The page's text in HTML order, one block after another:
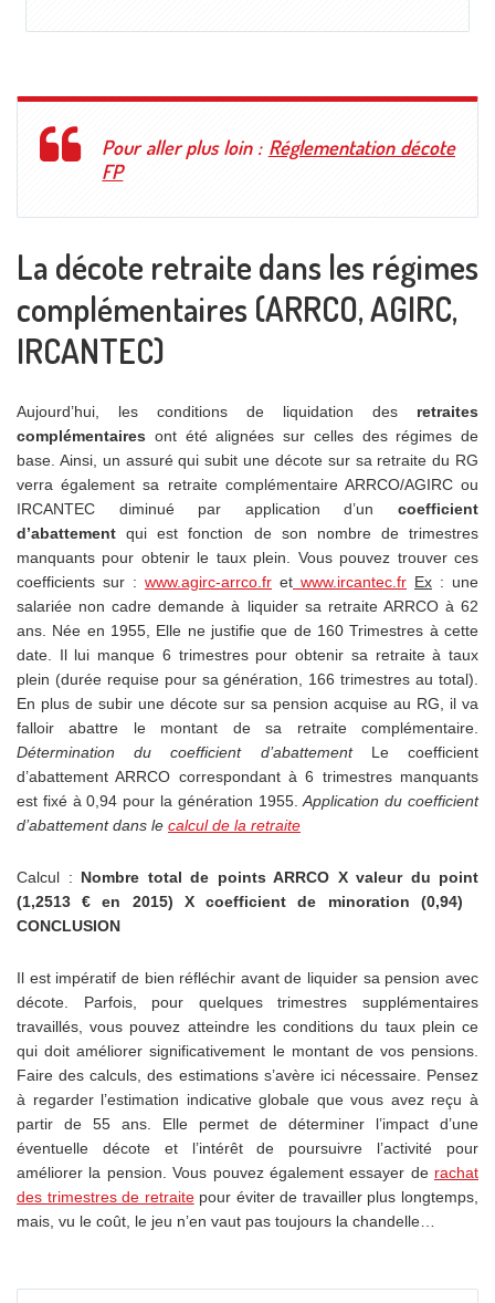
Pour aller plus loin : Réglementation décote
FP
La décote retraite dans les régimes
complémentaires (ARRCO, AGIRC,
IRCANTEC)
Aujourd’hui, les conditions de liquidation des retraites
complémentaires ont été alignées sur celles des régimes de
base. Ainsi, un assuré qui subit une décote sur sa retraite du RG
verra également sa retraite complémentaire ARRCO/AGIRC ou
IRCANTEC diminué par application d’un coefficient
d’abattement qui est fonction de son nombre de trimestres
manquants pour obtenir le taux plein. Vous pouvez trouver ces
coefficients sur : www.agirc-arrco.fr et www.ircantec.fr Ex : une
salariée non cadre demande à liquider sa retraite ARRCO à 62
ans. Née en 1955, Elle ne justifie que de 160 Trimestres à cette
date. Il lui manque 6 trimestres pour obtenir sa retraite à taux
plein (durée requise pour sa génération, 166 trimestres au total).
En plus de subir une décote sur sa pension acquise au RG, il va
falloir abattre le montant de sa retraite complémentaire.
Détermination du coefficient d’abattement Le coefficient
d’abattement ARRCO correspondant à 6 trimestres manquants
est fixé à 0,94 pour la génération 1955.Application du coefficient
d’abattement dans le calcul de la retraite
Calcul : Nombre total de points ARRCO X valeur du point
(1,2513 € en 2015) Xcoefficient de minoration (0,94)
CONCLUSION
Il est impératif de bien réfléchir avant de liquider sa pension avec
décote. Parfois, pour quelques trimestres supplémentaires
travaillés, vous pouvez atteindre les conditions du taux plein ce
qui doit améliorer significativement le montant de vos pensions.
Faire des calculs, des estimations s’avère ici nécessaire. Pensez
à regarder l’estimation indicative globale que vous avez reçu à
partir de 55 ans. Elle permet de déterminer l’impact d’une
éventuelle décote et l’intérêt de poursuivre l’activité pour
améliorer la pension. Vous pouvez également essayer de rachat
des trimestres de retraitepour éviter de travailler plus longtemps,
mais, vu le coût, le jeu n’en vaut pas toujours la chandelle…